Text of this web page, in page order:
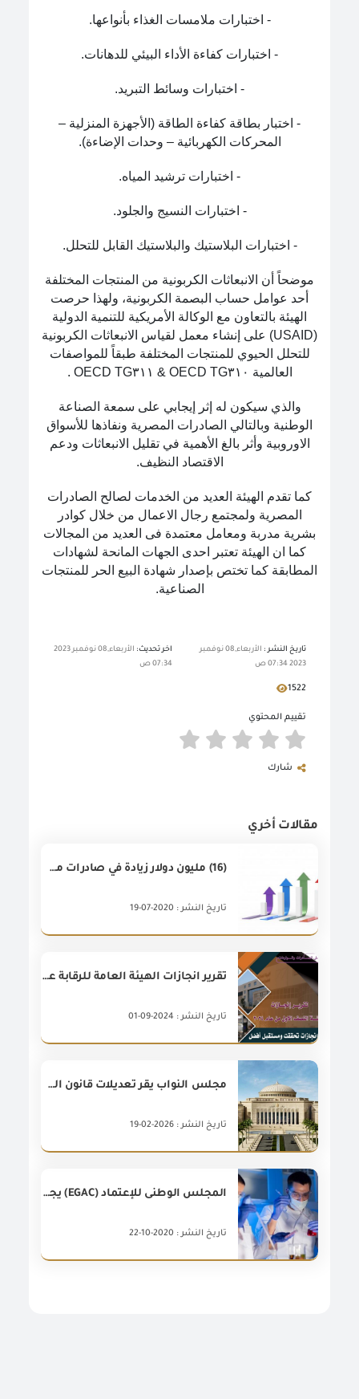
- اختبارات ملامسات الغذاء بأنواعها.
- اختبارات كفاءة الأداء البيئي للدهانات.
- اختبارات وسائط التبريد.
- اختبار بطاقة كفاءة الطاقة (الأجهزة المنزلية –
المحركات الكهربائية – وحدات الإضاءة).
- اختبارات ترشيد المياه.
- اختبارات النسيج والجلود.
- اختبارات البلاستيك والبلاستيك القابل للتحلل.
موضحاً أن الانبعاثات الكربونية من المنتجات المختلفة
أحد عوامل حساب البصمة الكربونية، ولهذا حرصت
الهيئة بالتعاون مع الوكالة الأمريكية للتنمية الدولية
(USAID) على إنشاء معمل لقياس الانبعاثات الكربونية
للتحلل الحيوي للمنتجات المختلفة طبقاً للمواصفات
العالمية OECD TG٣١٠ & OECD TG٣١١ .
والذي سيكون له إثر إيجابي على سمعة الصناعة
الوطنية وبالتالي الصادرات المصرية ونفاذها للأسواق
الاوروبية وأثر بالغ الأهمية في تقليل الانبعاثات ودعم
الاقتصاد النظيف.
كما تقدم الهيئة العديد من الخدمات لصالح الصادرات
المصرية ولمجتمع رجال الاعمال من خلال كوادر
بشرية مدربة ومعامل معتمدة فى العديد من المجالات
كما ان الهيئة تعتبر احدى الجهات المانحة لشهادات
المطابقة كما تختص بإصدار شهادة البيع الحر للمنتجات
الصناعية.
تاريخ النشر :
الأربعاء,08 نوفمبر
2023 07:34 ص
اخر تحديث:
الأربعاء,08 نوفمبر 2023
07:34 ص
1522
تقييم المحتوي
شارك
مقالات أخري
(16) مليون دولار زيادة في صادرات مصر غير البترولية خلال شهر يونيو 2020 مقارنة بشهر يونيو 2019 بزيادة قدرها (1%)
تاريخ النشر : 2020-07-19
تقرير انجازات الهيئة العامة للرقابة على الصادرات والواردات عن النصف الاول لعام 2024
تاريخ النشر : 2024-09-01
مجلس النواب يقر تعديلات قانون المستوردين
تاريخ النشر : 2026-02-19
المجلس الوطنى للإعتماد (EGAC) يجدد إعتماد معامل إختبارات الجودة للسلع الغذائية بفرع الهيئة بميناء بورسعيد
تاريخ النشر : 2020-10-22